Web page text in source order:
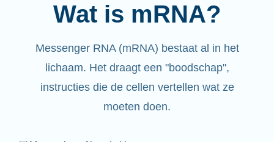
Wat is mRNA?
Messenger RNA (mRNA) bestaat al in het
lichaam. Het draagt een "boodschap",
instructies die de cellen vertellen wat ze
moeten doen.